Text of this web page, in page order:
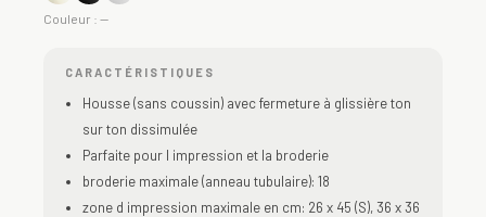
Couleur : —
CARACTÉRISTIQUES
Housse (sans coussin) avec fermeture à glissière ton
sur ton dissimulée
Parfaite pour l impression et la broderie
broderie maximale (anneau tubulaire): 18
zone d impression maximale en cm: 26 x 45 (S), 36 x 36